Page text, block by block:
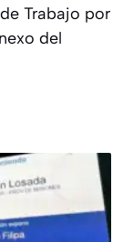
Trabajo por
del